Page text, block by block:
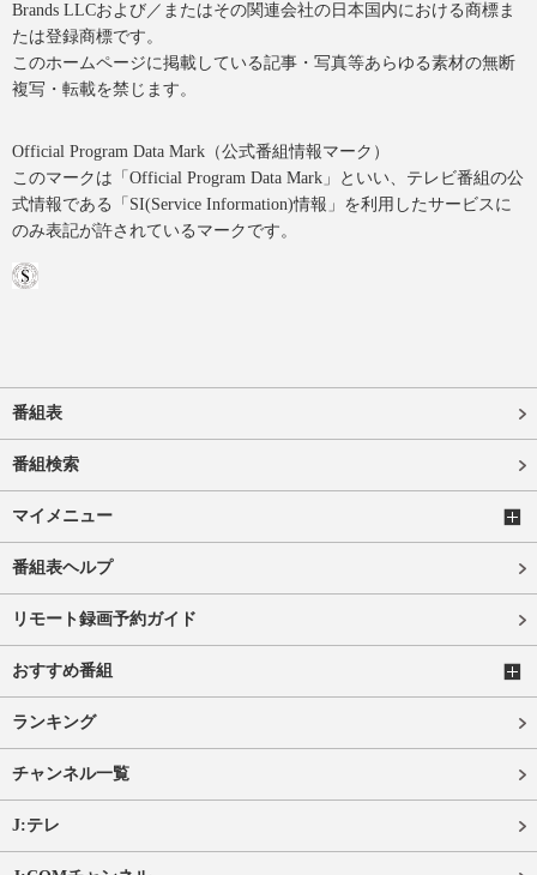
Brands LLCおよび／またはその関連会社の日本国内における商標ま
たは登録商標です。
このホームページに掲載している記事・写真等あらゆる素材の無断
複写・転載を禁じます。
Official Program Data Mark（公式番組情報マーク）
このマークは「Official Program Data Mark」といい、テレビ番組の公
式情報である「SI(Service Information)情報」を利用したサービスに
のみ表記が許されているマークです。
番組表
番組検索
マイメニュー
番組表ヘルプ
リモート録画予約ガイド
おすすめ番組
ランキング
チャンネル一覧
J:テレ